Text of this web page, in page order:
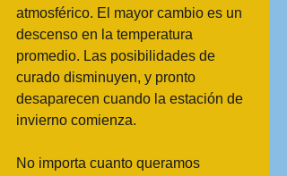
atmosférico. El mayor cambio es un
descenso en la temperatura
promedio. Las posibilidades de
curado disminuyen, y pronto
desaparecen cuando la estación de
invierno comienza.
No importa cuanto queramos